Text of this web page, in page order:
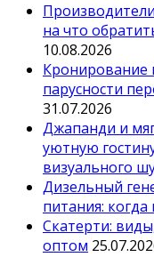
на что
10.08.2026
Кронирование
парусности
31.07.2026
Джапанди и
уютную
визуального
Дизельный
питания:
Скатерти:
оптом